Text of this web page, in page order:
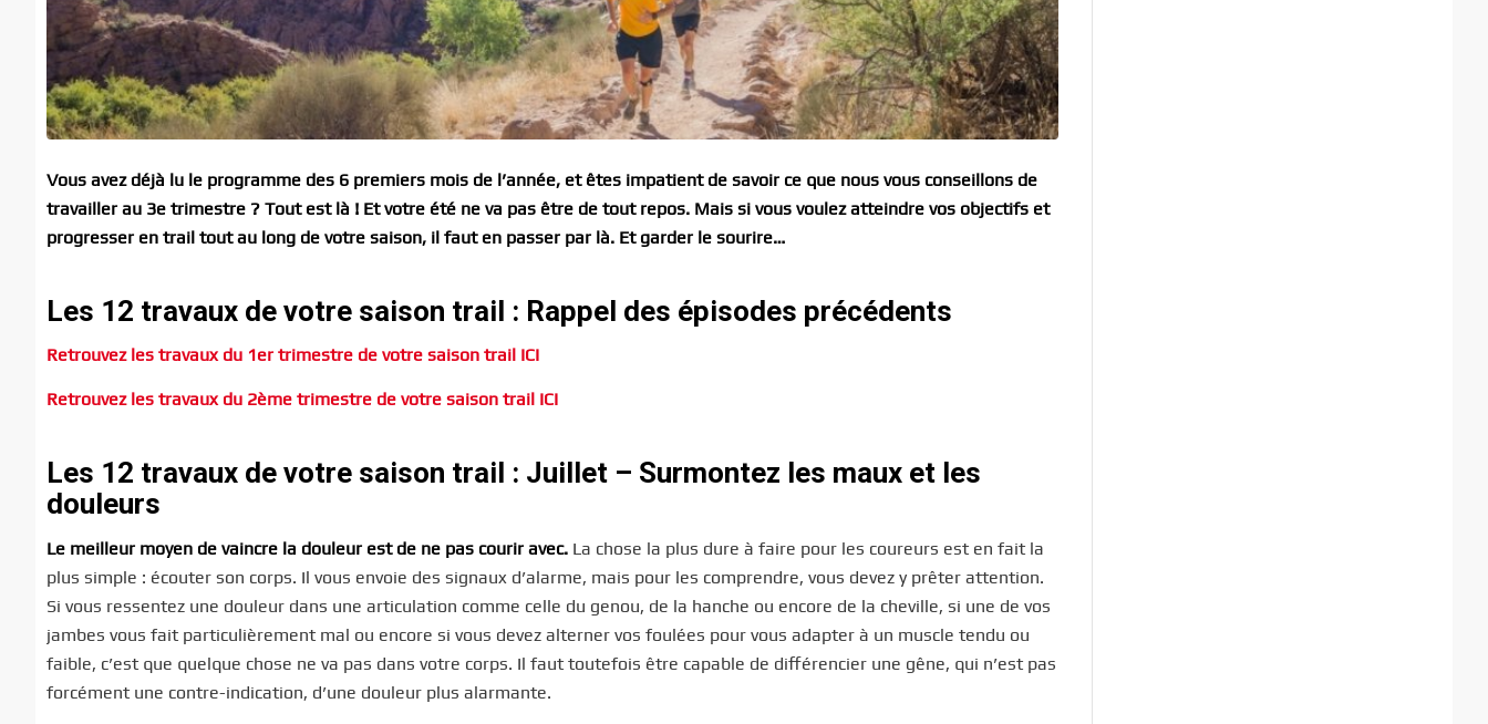
Vous avez déjà lu le programme des 6 premiers mois de l’année, et êtes impatient de savoir ce que nous vous conseillons de
travailler au 3e trimestre ? Tout est là ! Et votre été ne va pas être de tout repos. Mais si vous voulez atteindre vos objectifs et
progresser en trail tout au long de votre saison, il faut en passer par là. Et garder le sourire…
Les 12 travaux de votre saison trail : Rappel des épisodes précédents
Retrouvez les travaux du 1er trimestre de votre saison trail ICI
Retrouvez les travaux du 2ème trimestre de votre saison trail ICI
Les 12 travaux de votre saison trail : Juillet – Surmontez les maux et les
douleurs
Le meilleur moyen de vaincre la douleur est de ne pas courir avec. La chose la plus dure à faire pour les coureurs est en fait la
plus simple : écouter son corps. Il vous envoie des signaux d’alarme, mais pour les comprendre, vous devez y prêter attention.
Si vous ressentez une douleur dans une articulation comme celle du genou, de la hanche ou encore de la cheville, si une de vos
jambes vous fait particulièrement mal ou encore si vous devez alterner vos foulées pour vous adapter à un muscle tendu ou
faible, c’est que quelque chose ne va pas dans votre corps. Il faut toutefois être capable de différencier une gêne, qui n’est pas
forcément une contre-indication, d’une douleur plus alarmante.